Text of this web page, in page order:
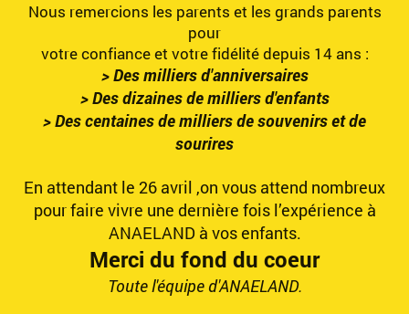
Nous remercions les parents et les grands parents
pour
votre confiance et votre fidélité depuis 14 ans :
> Des milliers d'anniversaires
> Des dizaines de milliers d'enfants
> Des centaines de milliers de souvenirs et de
sourires
En attendant le 26 avril ,on vous attend nombreux
pour faire vivre une dernière fois l’expérience à
ANAELAND à vos enfants.
Merci du fond du coeur
Toute l'équipe d'ANAELAND.